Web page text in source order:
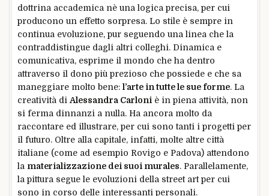
dottrina accademica nè una logica precisa, per cui
producono un effetto sorpresa. Lo stile è sempre in
continua evoluzione, pur seguendo una linea che la
contraddistingue dagli altri colleghi. Dinamica e
comunicativa, esprime il mondo che ha dentro
attraverso il dono più prezioso che possiede e che sa
maneggiare molto bene: l’arte in tutte le sue forme. La
creatività di Alessandra Carloni è in piena attività, non
si ferma dinnanzi a nulla. Ha ancora molto da
raccontare ed illustrare, per cui sono tanti i progetti per
il futuro. Oltre alla capitale, infatti, molte altre città
italiane (come ad esempio Rovigo e Padova) attendono
la materializzazione dei suoi murales. Parallelamente,
la pittura segue le evoluzioni della street art per cui
sono in corso delle interessanti personali.